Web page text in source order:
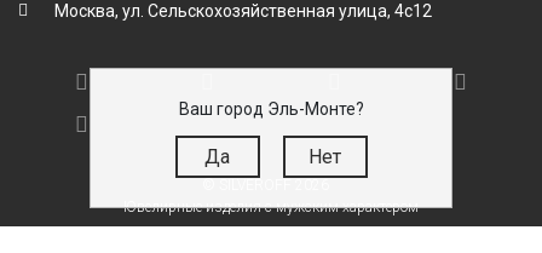
Ваш город Эль-Монте?
Да Нет
Москва, ул. Сельскохозяйственная улица, 4с12
Ювелирные изделия с мужским характером